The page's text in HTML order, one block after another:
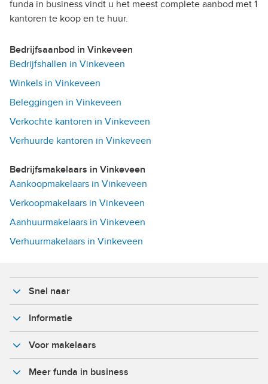
funda in business vindt u het meest complete aanbod met 1
kantoren te koop en te huur.
Bedrijfsaanbod in Vinkeveen
Bedrijfshallen in Vinkeveen
Winkels in Vinkeveen
Beleggingen in Vinkeveen
Verkochte kantoren in Vinkeveen
Verhuurde kantoren in Vinkeveen
Bedrijfsmakelaars in Vinkeveen
Aankoopmakelaars in Vinkeveen
Verkoopmakelaars in Vinkeveen
Aanhuurmakelaars in Vinkeveen
Verhuurmakelaars in Vinkeveen
Snel naar
Informatie
Voor makelaars
Meer funda in business